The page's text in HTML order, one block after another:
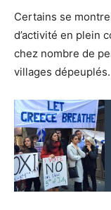
Certains se
d’activité en plein
chez nombre de
villages dépeuplés.